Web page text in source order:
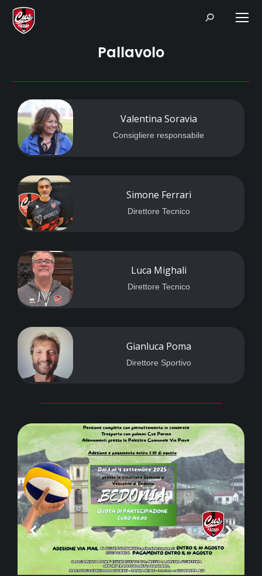
Search:
Pallavolo
Valentina Soravia
Consigliere responsabile
Simone Ferrari
Direttore Tecnico
Luca Mighali
Direttore Tecnico
Gianluca Poma
Direttore Sportivo